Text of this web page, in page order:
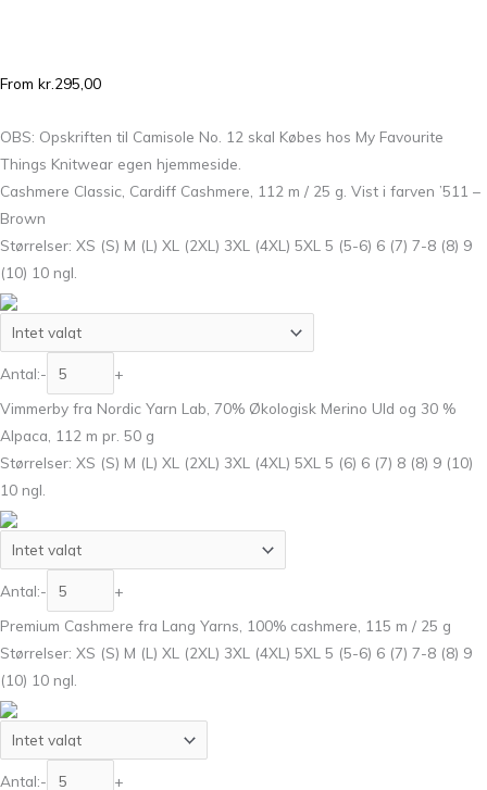
From kr. 295,00
OBS: Opskriften til Camisole No. 12 skal Købes hos My Favourite
Things Knitwear egen hjemmeside.
Cashmere Classic, Cardiff Cashmere, 112 m / 25 g. Vist i farven ’511 –
Brown
Størrelser: XS (S) M (L) XL (2XL) 3XL (4XL) 5XL 5 (5-6) 6 (7) 7-8 (8) 9
(10) 10 ngl.
Antal:-
+
Vimmerby fra Nordic Yarn Lab, 70% Økologisk Merino Uld og 30 %
Alpaca, 112 m pr. 50 g
Størrelser: XS (S) M (L) XL (2XL) 3XL (4XL) 5XL 5 (6) 6 (7) 8 (8) 9 (10)
10 ngl.
Antal:-
+
Premium Cashmere fra Lang Yarns, 100% cashmere, 115 m / 25 g
Størrelser: XS (S) M (L) XL (2XL) 3XL (4XL) 5XL 5 (5-6) 6 (7) 7-8 (8) 9
(10) 10 ngl.
Antal:- +